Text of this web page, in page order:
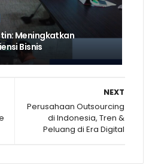
Meningkatkan
Bisnis
NEXT
Perusahaan Outsourcing
di Indonesia, Tren &
Peluang di Era Digital